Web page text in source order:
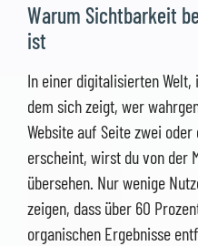
Warum Sichtbarkeit
ist
In einer digitalisierten Welt,
dem sich zeigt, wer
Website auf Seite zwei
erscheint, wirst du von der
übersehen. Nur wenige
zeigen, dass über 60
organischen Ergebnisse